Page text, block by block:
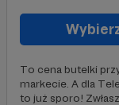
To cena butelki
markecie. A dla
to już sporo!